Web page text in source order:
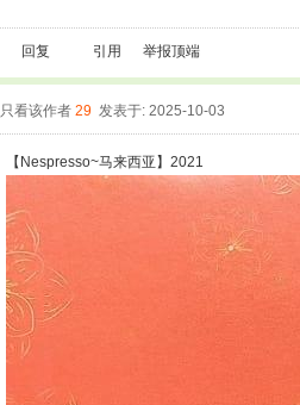
回复 引用 举报顶端
只看该作者 29 发表于: 2025-10-03
【Nespresso~马来西亚】2021